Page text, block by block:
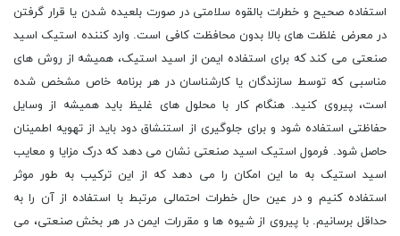
استفاده صحیح و خطرات بالقوه سلامتی در صورت بلعیده شدن یا قرار گرفتن
در معرض غلظت های بالا بدون محافظت کافی است. وارد کننده استیک اسید
صنعتی می کند که برای استفاده ایمن از اسید استیک، همیشه از روش های
مناسبی که توسط سازندگان یا کارشناسان در هر برنامه خاص مشخص شده
است، پیروی کنید. هنگام کار با محلول های غلیظ باید همیشه از وسایل
حفاظتی استفاده شود و برای جلوگیری از استنشاق دود باید از تهویه اطمینان
حاصل شود. فرمول استیک اسید صنعتی نشان می دهد که درک مزایا و معایب
اسید استیک به ما این امکان را می دهد که از این ترکیب به طور موثر
استفاده کنیم و در عین حال خطرات احتمالی مرتبط با استفاده از آن را به
حداقل برسانیم. با پیروی از شیوه ها و مقررات ایمن در هر بخش صنعتی، می